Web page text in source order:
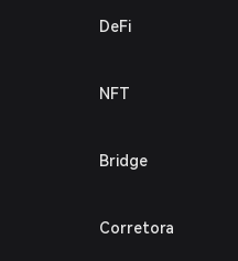
DeFi
NFT
Bridge
Corretora